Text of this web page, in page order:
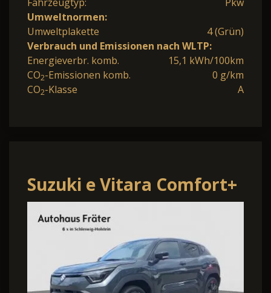
Umweltnormen:
Umweltplakette
4 (Grün)
Verbrauch und Emissionen nach WLTP:
Energieverbr. komb.
15,1 kWh/100km
CO2-Emissionen komb.
0 g/km
CO2-Klasse A
Suzuki e Vitara Comfort+
Lenkradheizung Navi
Glasdach